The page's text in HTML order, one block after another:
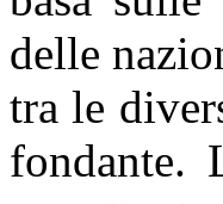
delle
tra le
fondante.